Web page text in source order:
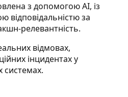
з допомогою AI, із
відповідальністю за
релевантність.
відмовах,
інцидентах у
системах.